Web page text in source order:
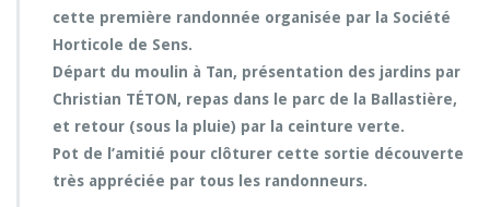
cette première randonnée organisée par la Société
Horticole de Sens.
Départ du moulin à Tan, présentation des jardins par
Christian TÉTON, repas dans le parc de la Ballastière,
et retour (sous la pluie) par la ceinture verte.
Pot de l’amitié pour clôturer cette sortie découverte
très appréciée par tous les randonneurs.